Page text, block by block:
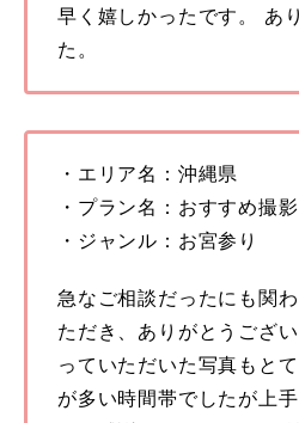
早く嬉しかったです。 あ
た。
・エリア名：沖縄県
・プラン名：おすすめ撮
・ジャンル：お宮参り
急なご相談だったにも関
ただき、ありがとうござ
っていただいた写真もと
が多い時間帯でしたが上